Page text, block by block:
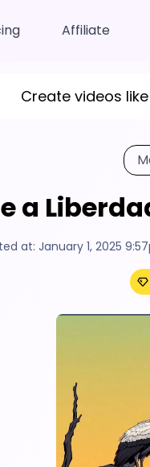
Affiliate
Create videos
a
at: January 1, 2025